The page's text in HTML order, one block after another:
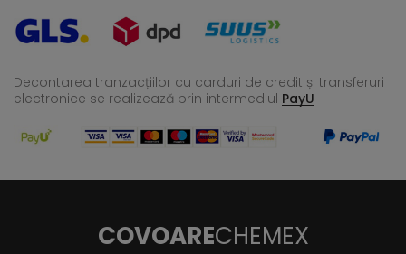
Decontarea tranzacțiilor cu carduri de credit și transferuri
electronice se realizează prin intermediul PayU
COVOARECHEMEX